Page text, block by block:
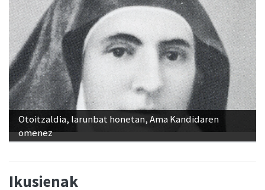
Otoitzaldia, larunbat honetan, Ama Kandidaren
omenez
Ikusienak